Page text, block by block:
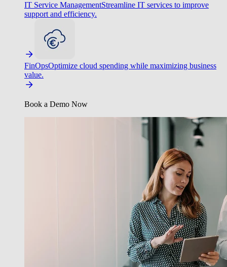
IT Service ManagementStreamline IT services to improve
support and efficiency.
FinOpsOptimize cloud spending while maximizing business
value.
Book a Demo Now